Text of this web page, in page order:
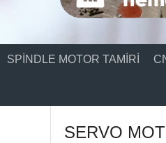
SPINDLE MOTOR TAMIRI
SERVO